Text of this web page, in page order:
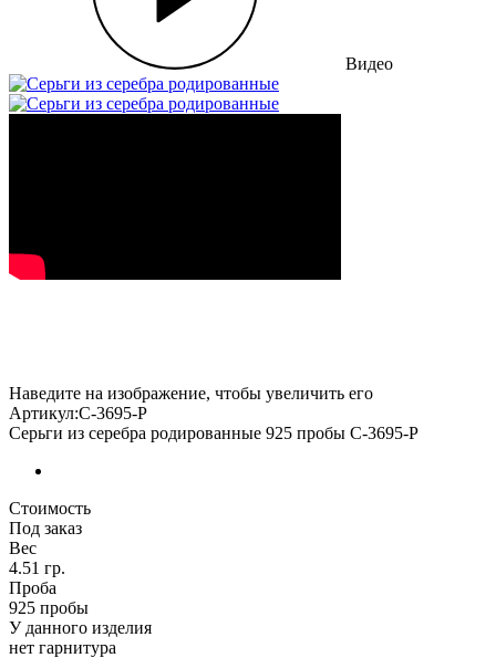
Видео
Наведите на изображение, чтобы увеличить его
Артикул:С-3695-Р
Серьги из серебра родированные 925 пробы С-3695-Р
Стоимость
Под заказ
Вес
4.51 гр.
Проба
925 пробы
У данного изделия
нет гарнитура